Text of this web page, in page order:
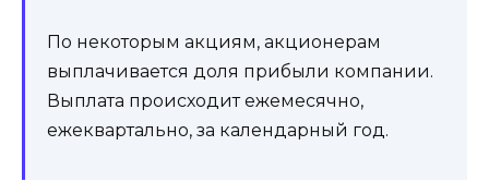
По некоторым акциям, акционерам
выплачивается доля прибыли компании.
Выплата происходит ежемесячно,
ежеквартально, за календарный год.